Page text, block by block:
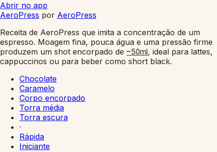
Abrir no app
AeroPress por AeroPress
Receita de AeroPress que imita a concentração de um
espresso. Moagem fina, pouca água e uma pressão firme
produzem um shot encorpado de ~50ml , ideal para lattes,
cappuccinos ou para beber como short black.
Chocolate
Caramelo
Corpo encorpado
Torra média
Torra escura
·
Rápida
Iniciante